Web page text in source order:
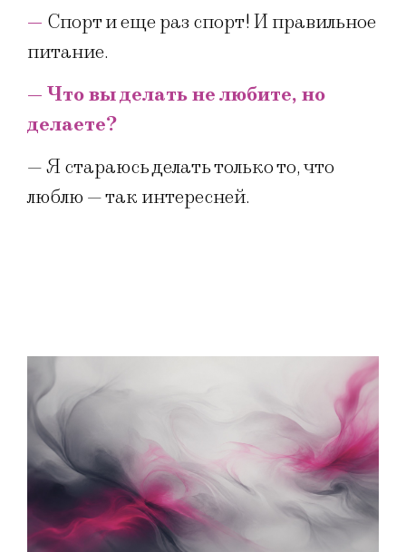
— Спорт и еще раз спорт! И правильное
питание.
— Что вы делать не любите, но
делаете?
— Я стараюсь делать только то, что
люблю — так интересней.